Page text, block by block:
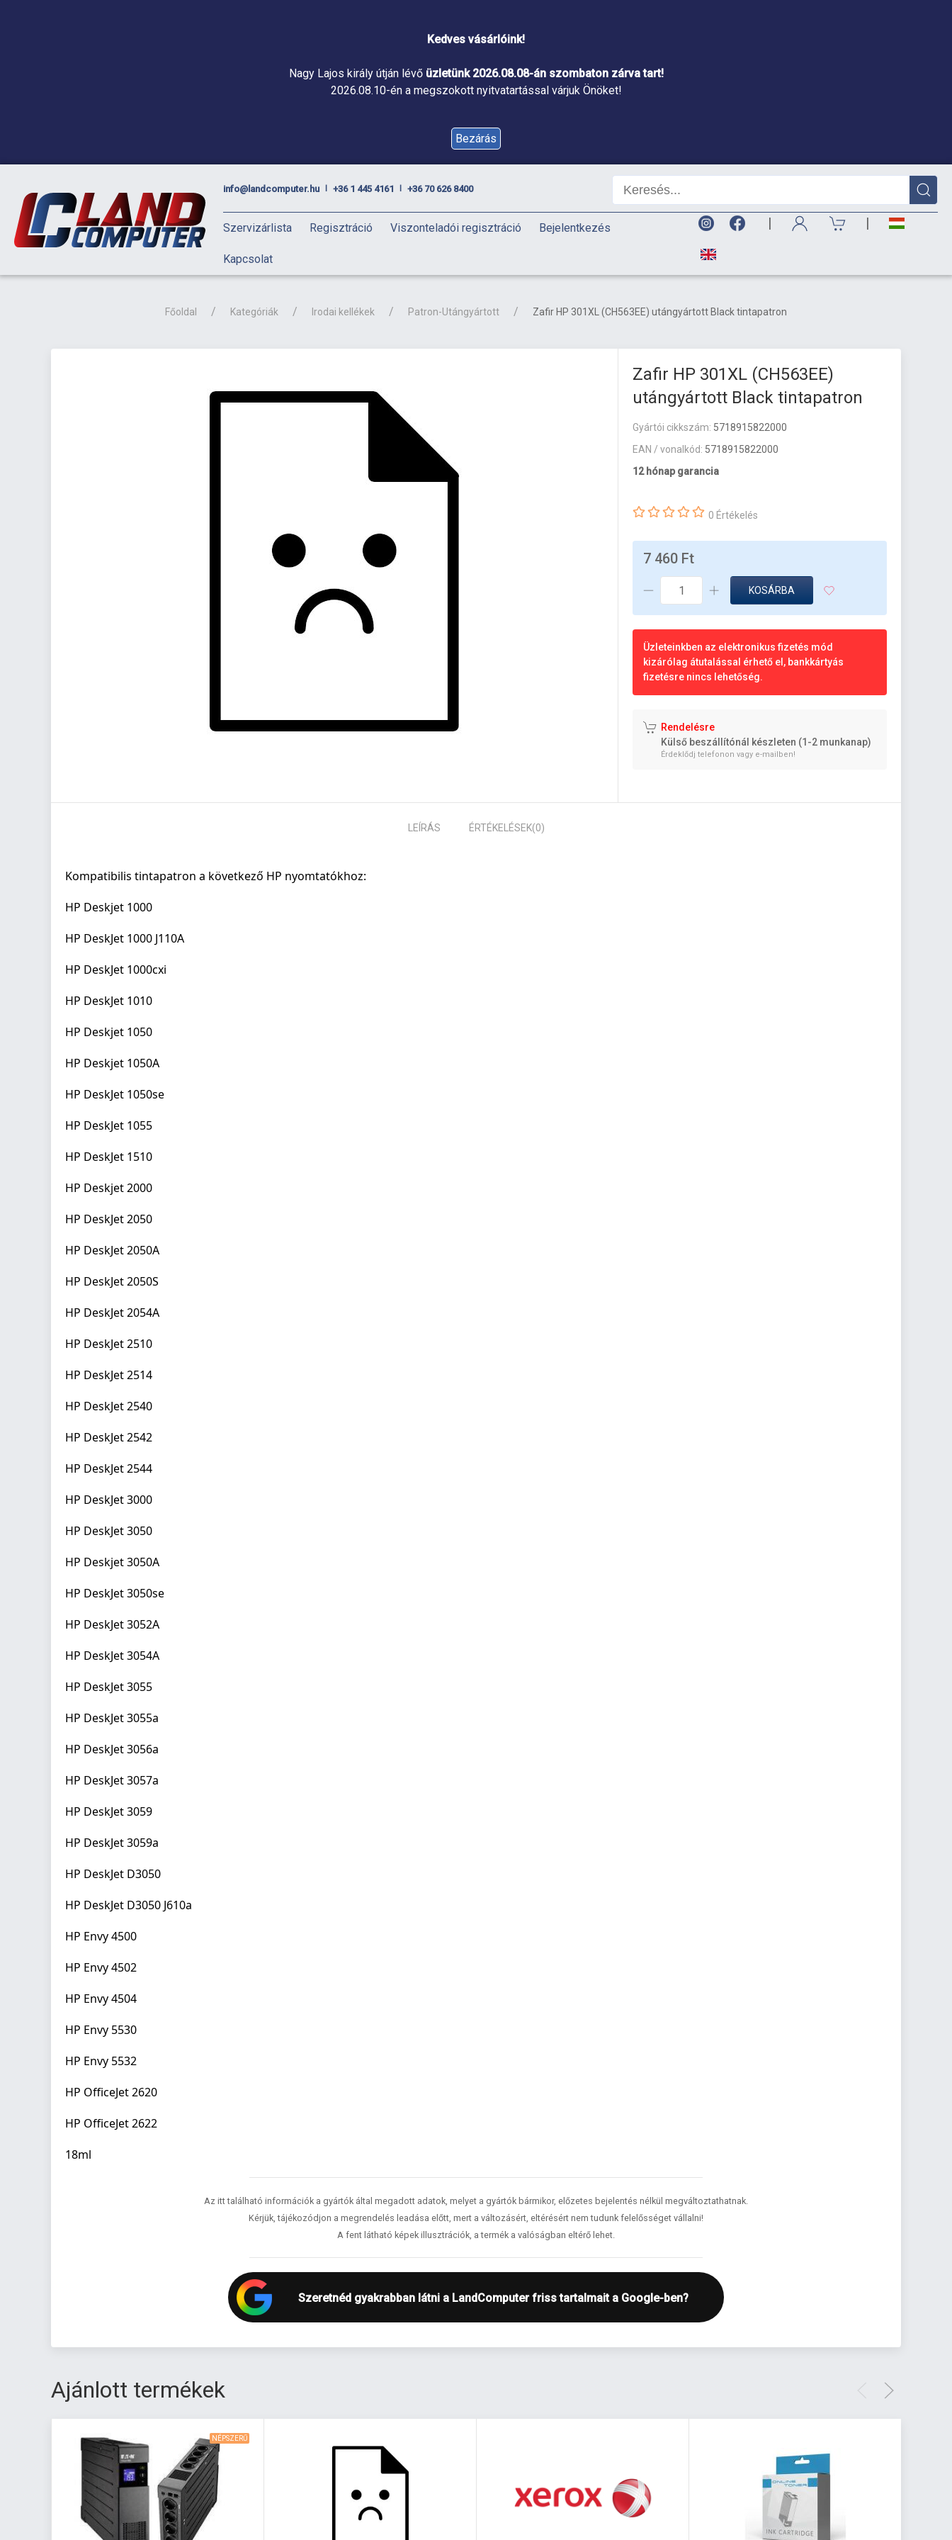
Kedves vásárlóink!
Nagy Lajos király útján lévő üzletünk 2026.08.08-án szombaton zárva tart!
2026.08.10-én a megszokott nyitvatartással várjuk Önöket!
Bezárás
info@landcomputer.hu +36 1 445 4161 +36 70 626 8400
Szervizárlista Regisztráció Viszonteladói regisztráció Bejelentkezés
Kapcsolat
| |
Főoldal Kategóriák Irodai kellékek Patron-Utángyártott Zafir HP 301XL (CH563EE) utángyártott Black tintapatron
Zafir HP 301XL (CH563EE)
utángyártott Black tintapatron
Gyártói cikkszám: 5718915822000
EAN / vonalkód: 5718915822000
12 hónap garancia
0 Értékelés
7 460 Ft
KOSÁRBA
Üzleteinkben az elektronikus fizetés mód
kizárólag átutalással érhető el, bankkártyás
fizetésre nincs lehetőség.
Rendelésre
Külső beszállítónál készleten (1-2 munkanap)
Érdeklődj telefonon vagy e-mailben!
LEÍRÁS ÉRTÉKELÉSEK(0)
Kompatibilis tintapatron a következő HP nyomtatókhoz:
HP Deskjet 1000
HP DeskJet 1000 J110A
HP DeskJet 1000cxi
HP DeskJet 1010
HP Deskjet 1050
HP Deskjet 1050A
HP DeskJet 1050se
HP DeskJet 1055
HP DeskJet 1510
HP Deskjet 2000
HP DeskJet 2050
HP DeskJet 2050A
HP DeskJet 2050S
HP DeskJet 2054A
HP DeskJet 2510
HP DeskJet 2514
HP DeskJet 2540
HP DeskJet 2542
HP DeskJet 2544
HP DeskJet 3000
HP DeskJet 3050
HP Deskjet 3050A
HP DeskJet 3050se
HP DeskJet 3052A
HP DeskJet 3054A
HP DeskJet 3055
HP DeskJet 3055a
HP DeskJet 3056a
HP DeskJet 3057a
HP DeskJet 3059
HP DeskJet 3059a
HP DeskJet D3050
HP DeskJet D3050 J610a
HP Envy 4500
HP Envy 4502
HP Envy 4504
HP Envy 5530
HP Envy 5532
HP OfficeJet 2620
HP OfficeJet 2622
18ml
Az itt található információk a gyártók által megadott adatok, melyet a gyártók bármikor, előzetes bejelentés nélkül megváltoztathatnak.
Kérjük, tájékozódjon a megrendelés leadása előtt, mert a változásért, eltérésért nem tudunk felelősséget vállalni!
A fent látható képek illusztrációk, a termék a valóságban eltérő lehet.
Szeretnéd gyakrabban látni a LandComputer friss tartalmait a Google-ben?
Ajánlott termékek
NÉPSZERŰ